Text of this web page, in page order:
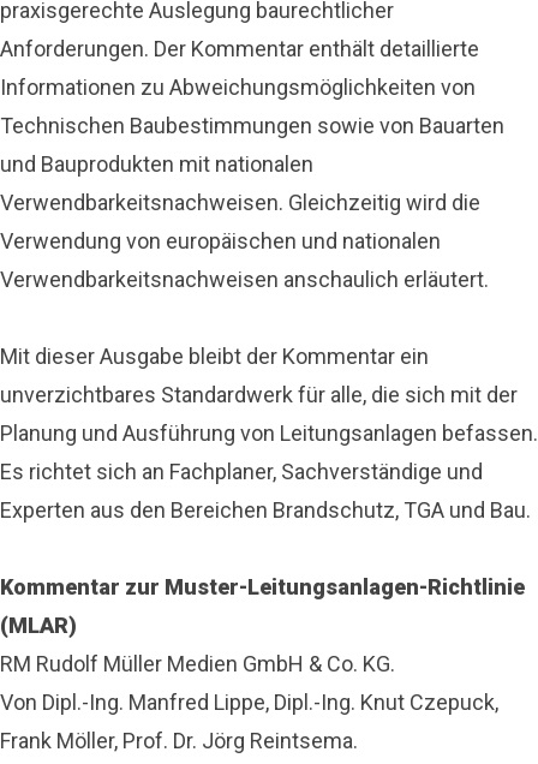
praxisgerechte Auslegung baurechtlicher
Anforderungen. Der Kommentar enthält detaillierte
Informationen zu Abweichungsmöglichkeiten von
Technischen Baubestimmungen sowie von Bauarten
und Bauprodukten mit nationalen
Verwendbarkeitsnachweisen. Gleichzeitig wird die
Verwendung von europäischen und nationalen
Verwendbarkeitsnachweisen anschaulich erläutert.
Mit dieser Ausgabe bleibt der Kommentar ein
unverzichtbares Standardwerk für alle, die sich mit der
Planung und Ausführung von Leitungsanlagen befassen.
Es richtet sich an Fachplaner, Sachverständige und
Experten aus den Bereichen Brandschutz, TGA und Bau.
Kommentar zur Muster-Leitungsanlagen-Richtlinie
(MLAR)
RM Rudolf Müller Medien GmbH & Co. KG.
Von Dipl.-Ing. Manfred Lippe, Dipl.-Ing. Knut Czepuck,
Frank Möller, Prof. Dr. Jörg Reintsema.